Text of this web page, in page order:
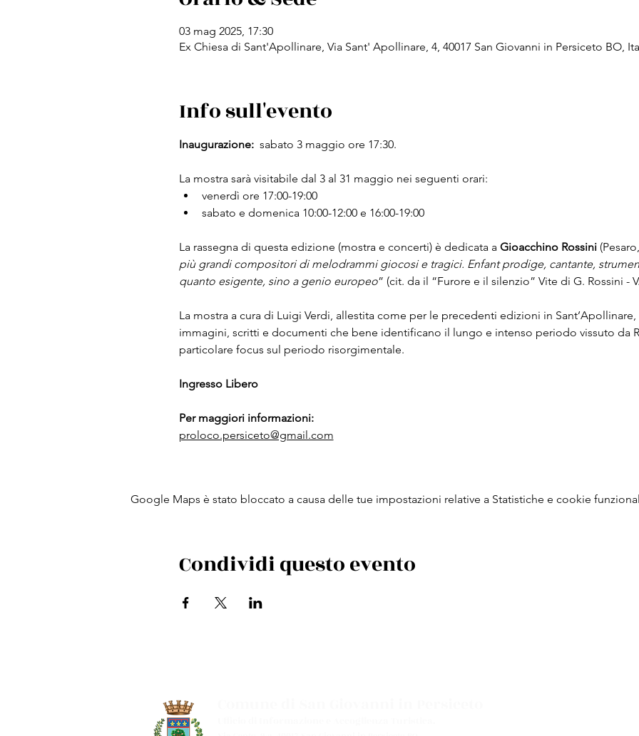
03 mag 2025, 17:30
Ex Chiesa di Sant'Apollinare, Via Sant' Apollinare, 4, 40017 San Giovanni in Persiceto BO,
Info sull'evento
Inaugurazione: sabato 3 maggio ore 17:30.
La mostra sarà visitabile dal 3 al 31 maggio nei seguenti orari:
venerdì ore 17:00-19:00
sabato e domenica 10:00-12:00 e 16:00-19:00
La rassegna di questa edizione (mostra e concerti) è dedicata a Gioacchino Rossini
più grandi compositori di melodrammi giocosi e tragici. Enfant prodige, cantante,
quanto esigente, sino a genio europeo” (cit. da il “Furore e il silenzio” Vite di G. Rossini -
La mostra a cura di Luigi Verdi, allestita come per le precedenti edizioni in
immagini, scritti e documenti che bene identificano il lungo e intenso periodo vissuto da
particolare focus sul periodo risorgimentale.
Ingresso Libero
Per maggiori informazioni:
proloco.persiceto@gmail.com
Google Maps è stato bloccato a causa delle tue impostazioni relative a Statistiche e cookie
Condividi questo evento